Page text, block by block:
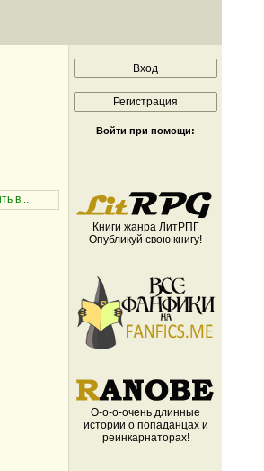
Войти при помощи:
Книги жанра ЛитРПГ
Опубликуй свою книгу!
О-о-о-очень длинные
истории о попаданцах и
реинкарнаторах!